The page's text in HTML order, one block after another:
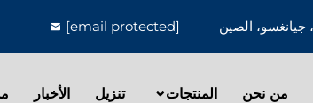
[email protected]
من نحن المنتجات تنزيل الأخبار